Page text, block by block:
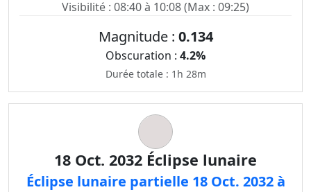
Visibilité : 08:40 à 10:08 (Max : 09:25)
Magnitude : 0.134
Obscuration : 4.2%
Durée totale : 1h 28m
18 Oct. 2032 Éclipse lunaire
Éclipse lunaire partielle 18 Oct. 2032 à